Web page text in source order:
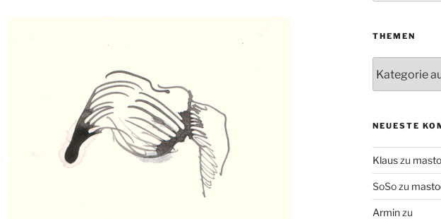
THEMEN
NEUESTE
Klauszu
SoSozu
Arminzu